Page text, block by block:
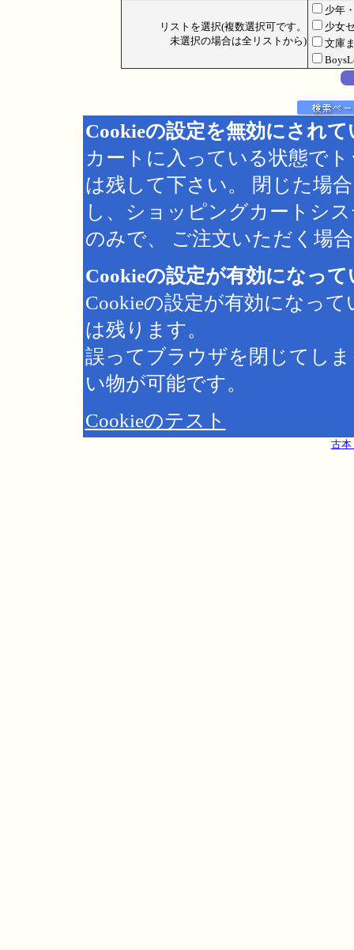
リストを選択(複数選択可です。
未選択の場合は全リストから)
少年
少女
文庫
Cookieの設定を無効にされ
カートに入っている状態で
は残して下さい。 閉じた場
し、ショッピングカートシ
のみで、 ご注文いただく場
Cookieの設定が有効になっ
Cookieの設定が有効になっ
は残ります。
誤ってブラウザを閉じてし
い物が可能です。
Cookieのテスト
古本